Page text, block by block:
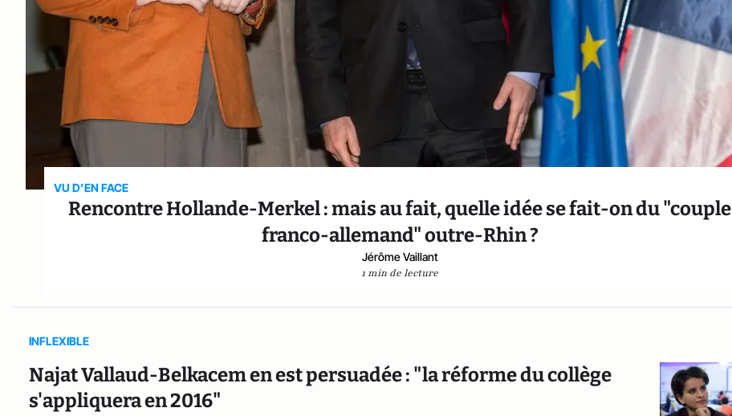
VU D’EN FACE
Rencontre Hollande-Merkel : mais au fait, quelle idée se fait-on du "couple
franco-allemand" outre-Rhin ?
Jérôme Vaillant
1 min de lecture
INFLEXIBLE
Najat Vallaud-Belkacem en est persuadée : "la réforme du collège
s'appliquera en 2016"